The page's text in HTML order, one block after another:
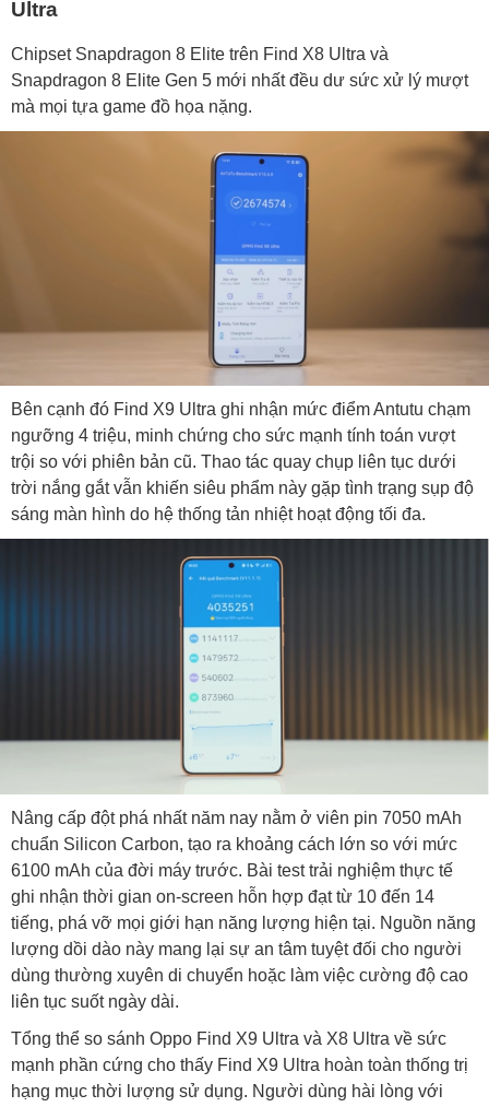
Ultra
Chipset Snapdragon 8 Elite trên Find X8 Ultra và
Snapdragon 8 Elite Gen 5 mới nhất đều dư sức xử lý mượt
mà mọi tựa game đồ họa nặng.
Bên cạnh đó Find X9 Ultra ghi nhận mức điểm Antutu chạm
ngưỡng 4 triệu, minh chứng cho sức mạnh tính toán vượt
trội so với phiên bản cũ. Thao tác quay chụp liên tục dưới
trời nắng gắt vẫn khiến siêu phẩm này gặp tình trạng sụp độ
sáng màn hình do hệ thống tản nhiệt hoạt động tối đa.
Nâng cấp đột phá nhất năm nay nằm ở viên pin 7050 mAh
chuẩn Silicon Carbon, tạo ra khoảng cách lớn so với mức
6100 mAh của đời máy trước. Bài test trải nghiệm thực tế
ghi nhận thời gian on-screen hỗn hợp đạt từ 10 đến 14
tiếng, phá vỡ mọi giới hạn năng lượng hiện tại. Nguồn năng
lượng dồi dào này mang lại sự an tâm tuyệt đối cho người
dùng thường xuyên di chuyển hoặc làm việc cường độ cao
liên tục suốt ngày dài.
Tổng thể so sánh Oppo Find X9 Ultra và X8 Ultra về sức
mạnh phần cứng cho thấy Find X9 Ultra hoàn toàn thống trị
hạng mục thời lượng sử dụng. Người dùng hài lòng với